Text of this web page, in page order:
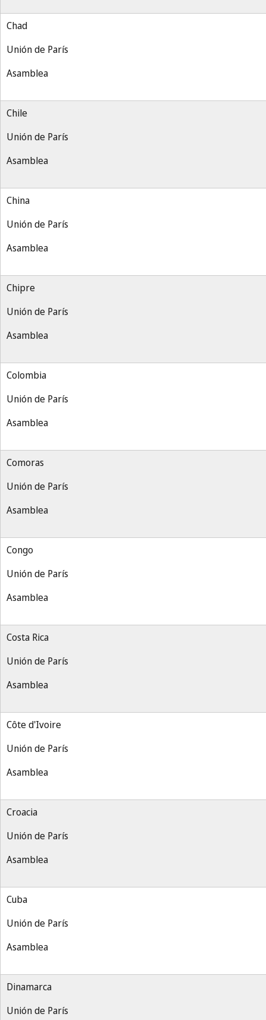
Chad
Unión de París
Asamblea
Chile
Unión de París
Asamblea
China
Unión de París
Asamblea
Chipre
Unión de París
Asamblea
Colombia
Unión de París
Asamblea
Comoras
Unión de París
Asamblea
Congo
Unión de París
Asamblea
Costa Rica
Unión de París
Asamblea
Côte d'Ivoire
Unión de París
Asamblea
Croacia
Unión de París
Asamblea
Cuba
Unión de París
Asamblea
Dinamarca
Unión de París